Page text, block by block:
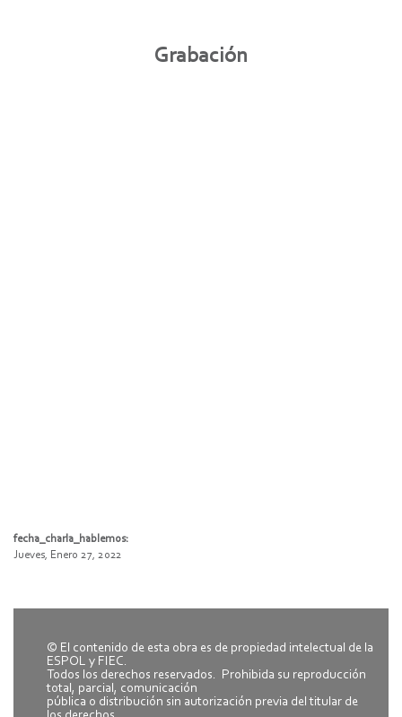
Grabación
fecha_charla_hablemos:
Jueves, Enero 27, 2022
© El contenido de esta obra es de propiedad intelectual de la
ESPOL y FIEC.
Todos los derechos reservados. Prohibida su reproducción
total, parcial, comunicación
pública o distribución sin autorización previa del titular de